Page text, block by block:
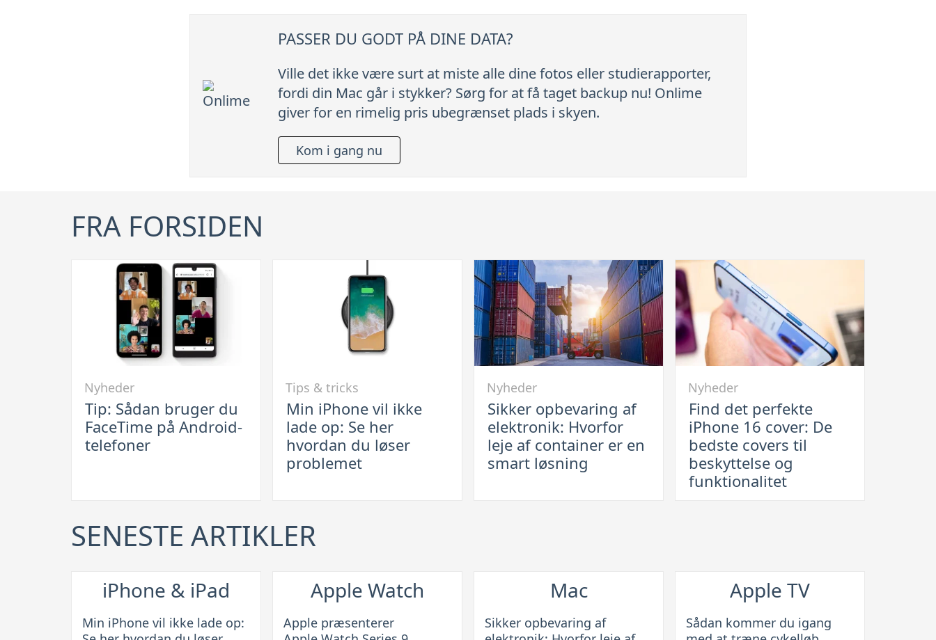
PASSER DU GODT PÅ DINE DATA?
Ville det ikke være surt at miste alle dine fotos eller studierapporter,
fordi din Mac går i stykker? Sørg for at få taget backup nu! Onlime
giver for en rimelig pris ubegrænset plads i skyen.
Kom i gang nu
FRA FORSIDEN
Tip:
Sådan
bruger
Android-
telefoner
Nyheder
Tip: Sådan bruger du
FaceTime på Android-
telefoner
Min
iPhone
ikke
Se
her
problemet
Tips & tricks
Min iPhone vil ikke
lade op: Se her
hvordan du løser
problemet
Sikker
opbevaring
elektronik:
løsning
Nyheder
Sikker opbevaring af
elektronik: Hvorfor
leje af container er en
smart løsning
Find
det
perfekte
iPhone
beskyttelse
og
Nyheder
Find det perfekte
iPhone 16 cover: De
bedste covers til
beskyttelse og
funktionalitet
SENESTE ARTIKLER
iPhone & iPad
Min iPhone vil ikke lade op:
Apple Watch
Apple præsenterer
Mac
Sikker opbevaring af
Apple TV
Sådan kommer du igang